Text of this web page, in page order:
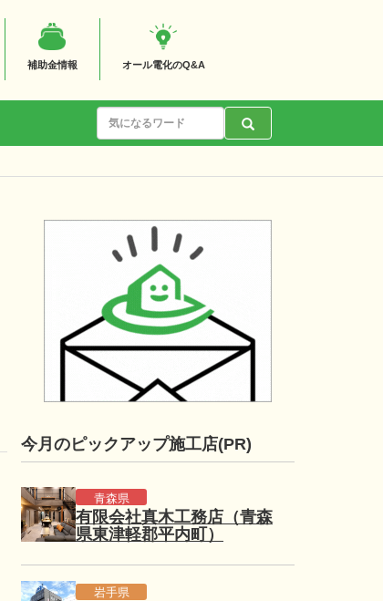
補助金情報 オール電化のQ&A
今月のピックアップ施工店(PR)
青森県
有限会社真木工務店（青森
県東津軽郡平内町）
岩手県